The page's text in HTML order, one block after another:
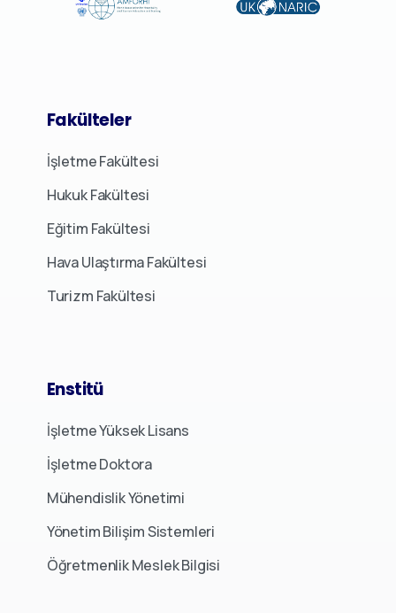
Fakülteler
İşletme Fakültesi
Hukuk Fakültesi
Eğitim Fakültesi
Hava Ulaştırma Fakültesi
Turizm Fakültesi
Enstitü
İşletme Yüksek Lisans
İşletme Doktora
Mühendislik Yönetimi
Yönetim Bilişim Sistemleri
Öğretmenlik Meslek Bilgisi